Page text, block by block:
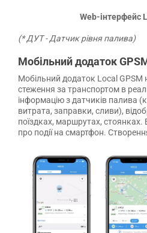
Web-інтерфейс
(* ДУТ - Датчик рівня палива)
Мобільний додаток
Мобільний додаток Local GPSM
стеження за транспортом в
інформацію з датчиків палива
витрата, заправки, сливи),
поїздках, маршрутах, стоянках.
про події на смартфон. Створення